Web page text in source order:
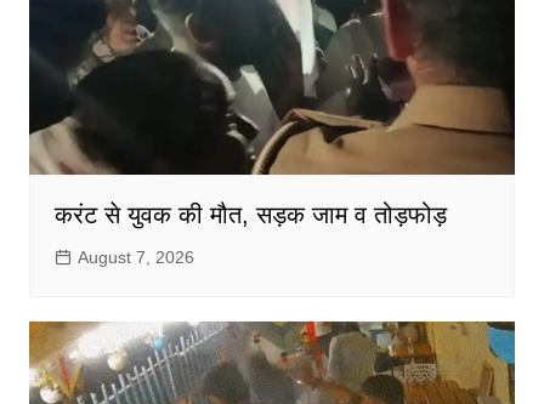
करंट से युवक की मौत, सड़क जाम व तोड़फोड़
August 7, 2026